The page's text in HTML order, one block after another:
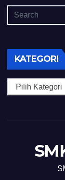
KATEGORI
Kategori